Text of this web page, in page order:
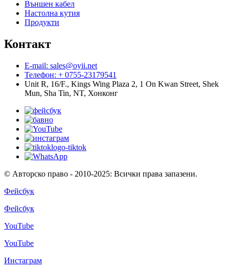
Външен кабел
Настолна кутия
Продукти
Контакт
E-mail: sales@oyii.net
Телефон: + 0755-23179541
Unit R, 16/F., Kings Wing Plaza 2, 1 On Kwan Street, Shek
Mun, Sha Tin, NT, Хонконг
© Авторско право - 2010-2025: Всички права запазени.
Фейсбук
Фейсбук
YouTube
YouTube
Инстаграм